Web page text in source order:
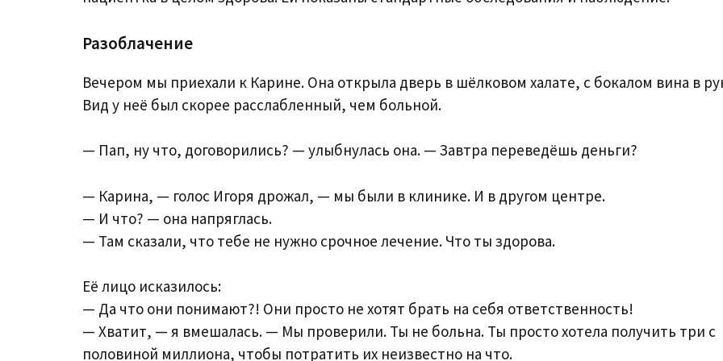
Разоблачение
Вечером мы приехали к Карине. Она открыла дверь в шёлковом халате, с бокалом вина в
Вид у неё был скорее расслабленный, чем больной.
— Пап, ну что, договорились? — улыбнулась она. — Завтра переведёшь деньги?
— Карина, — голос Игоря дрожал, — мы были в клинике. И в другом центре.
— И что? — она напряглась.
— Там сказали, что тебе не нужно срочное лечение. Что ты здорова.
Её лицо исказилось:
— Да что они понимают?! Они просто не хотят брать на себя ответственность!
— Хватит, — я вмешалась. — Мы проверили. Ты не больна. Ты просто хотела получить три с
половиной миллиона, чтобы потратить их неизвестно на что.